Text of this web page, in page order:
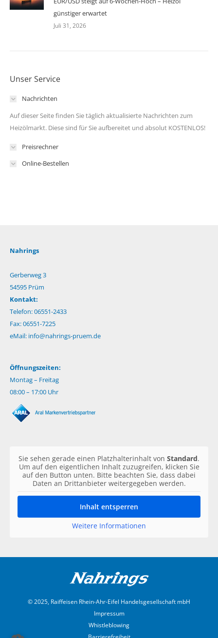
günstiger erwartet
Juli 31, 2026
Unser Service
Nachrichten
Auf dieser Seite finden Sie täglich aktualisierte Nachrichten zum
Heizölmarkt. Diese sind für Sie aufbereitet und absolut KOSTENLOS!
Preisrechner
Online-Bestellen
Nahrings
Gerberweg 3
54595 Prüm
Kontakt:
Telefon: 06551-2433
Fax: 06551-7225
eMail: info@nahrings-pruem.de
Öffnungszeiten:
Montag – Freitag
08:00 – 17:00 Uhr
Sie sehen gerade einen Platzhalterinhalt von Standard.
Um auf den eigentlichen Inhalt zuzugreifen, klicken Sie
auf den Button unten. Bitte beachten Sie, dass dabei
Daten an Drittanbieter weitergegeben werden.
Inhalt entsperren
Weitere Informationen
© 2025, Raiffeisen Rhein-Ahr-Eifel Handelsgesellschaft mbH
Impressum
Whistleblowing